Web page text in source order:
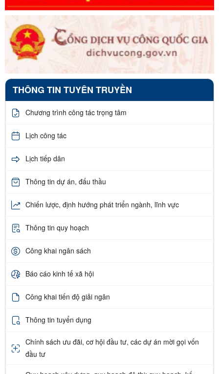
THÔNG TIN TUYÊN TRUYỀN
Chương trình công tác trọng tâm
Lịch công tác
Lịch tiếp dân
Thông tin dự án, đấu thầu
Chiến lược, định hướng phát triển ngành, lĩnh vực
Thông tin quy hoạch
Công khai ngân sách
Báo cáo kinh tế xã hội
Công khai tiến độ giải ngân
Thông tin tuyển dụng
Chính sách ưu đãi, cơ hội đầu tư, các dự án mời gọi vốn
đầu tư